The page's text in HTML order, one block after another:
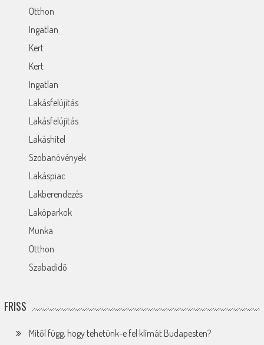
Otthon
Ingatlan
Kert
Kert
Ingatlan
Lakásfelújítás
Lakásfelújítás
Lakáshitel
Szobanövények
Lakáspiac
Lakberendezés
Lakóparkok
Munka
Otthon
Szabadidő
FRISS
Mitől függ, hogy tehetünk-e fel klímát Budapesten?